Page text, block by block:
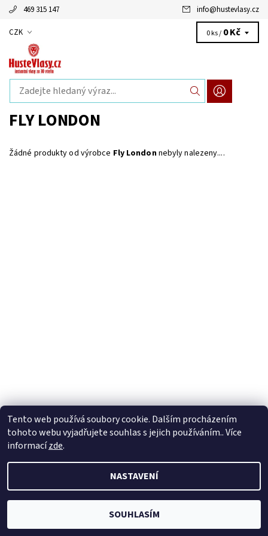
469 315 147 info@hustevlasy.cz
CZK 0 ks / 0 Kč
FLY LONDON
Žádné produkty od výrobce Fly Londonnebyly nalezeny....
2026 © HusteVlasy.cz, všechna práva vyhrazena
Tento web používá soubory cookie. Dalším procházením
tohoto webu vyjadřujete souhlas s jejich používáním.. Více
informacízde.
NASTAVENÍ
SOUHLASÍM